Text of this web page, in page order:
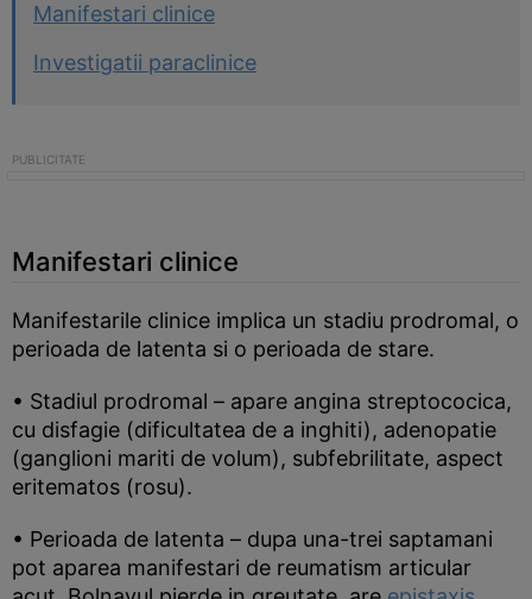
Manifestari clinice
Investigatii paraclinice
Manifestari clinice
Manifestarile clinice implica un stadiu prodromal, o
perioada de latenta si o perioada de stare.
• Stadiul prodromal – apare angina streptococica,
cu disfagie (dificultatea de a inghiti), adenopatie
(ganglioni mariti de volum), subfebrilitate, aspect
eritematos (rosu).
• Perioada de latenta – dupa una-trei saptamani
pot aparea manifestari de reumatism articular